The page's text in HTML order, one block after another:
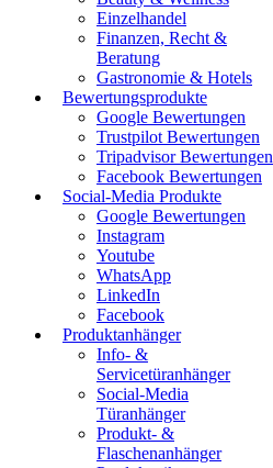
Einzelhandel
Finanzen, Recht &
Beratung
Gastronomie & Hotels
Bewertungsprodukte
Google Bewertungen
Trustpilot Bewertungen
Tripadvisor Bewertungen
Facebook Bewertungen
Social-Media Produkte
Google Bewertungen
Instagram
Youtube
WhatsApp
LinkedIn
Facebook
Produktanhänger
Info- &
Servicetüranhänger
Social-Media
Türanhänger
Produkt- &
Flaschenanhänger